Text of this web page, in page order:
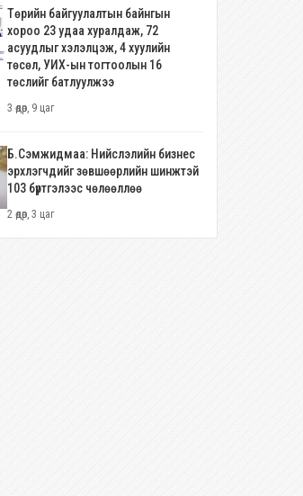
Төрийн байгуулалтын байнгын
хороо 23 удаа хуралдаж, 72
асуудлыг хэлэлцэж, 4 хуулийн
төсөл, УИХ-ын тогтоолын 16
төслийг батлуулжээ
3 өдөр, 9 цаг
Б.Сэмжидмаа: Нийслэлийн бизнес
эрхлэгчдийг зөвшөөрлийн шинжтэй
103 бүртгэлээс чөлөөллөө
2 өдөр, 3 цаг